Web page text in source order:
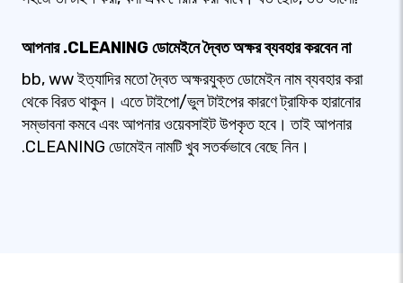
আপনার .CLEANING ডোমেইনে দ্বৈত অক্ষর ব্যবহার করবেন না
bb, ww ইত্যাদির মতো দ্বৈত অক্ষরযুক্ত ডোমেইন নাম ব্যবহার করা
থেকে বিরত থাকুন। এতে টাইপো/ভুল টাইপের কারণে ট্রাফিক হারানোর
সম্ভাবনা কমবে এবং আপনার ওয়েবসাইট উপকৃত হবে। তাই আপনার
.CLEANING ডোমেইন নামটি খুব সতর্কভাবে বেছে নিন।